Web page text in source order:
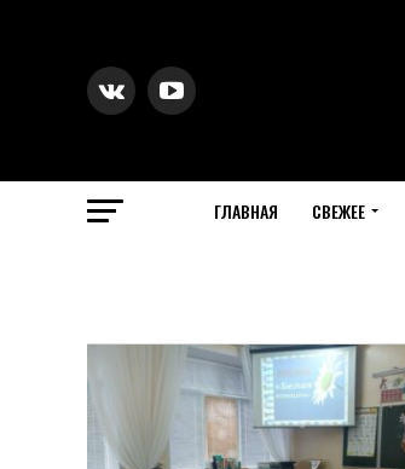
ГЛАВНАЯ СВЕЖЕЕ